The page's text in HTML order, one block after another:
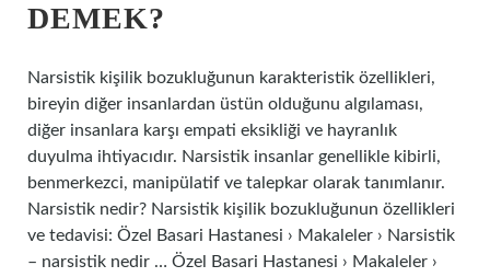
DEMEK?
Narsistik kişilik bozukluğunun karakteristik özellikleri,
bireyin diğer insanlardan üstün olduğunu algılaması,
diğer insanlara karşı empati eksikliği ve hayranlık
duyulma ihtiyacıdır. Narsistik insanlar genellikle kibirli,
benmerkezci, manipülatif ve talepkar olarak tanımlanır.
Narsistik nedir? Narsistik kişilik bozukluğunun özellikleri
ve tedavisi: Özel Basari Hastanesi › Makaleler › Narsistik
– narsistik nedir … Özel Basari Hastanesi › Makaleler ›